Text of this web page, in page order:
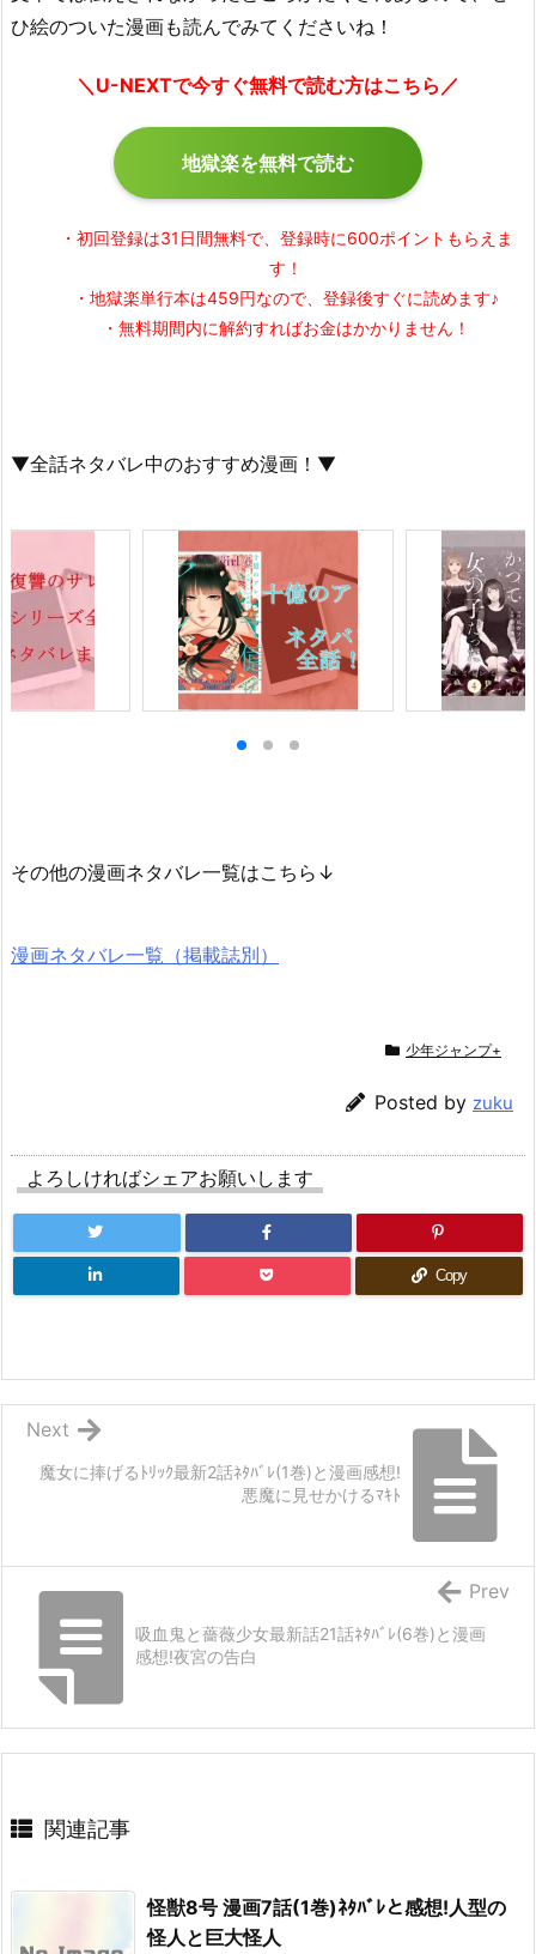
ひ絵のついた漫画も読んでみてくださいね！
＼U-NEXTで今すぐ無料で読む方はこちら／
地獄楽を無料で読む
・初回登録は31日間無料で、登録時に600ポイントもらえま
す！
・地獄楽単行本は459円なので、登録後すぐに読めます♪
・無料期間内に解約すればお金はかかりません！
▼全話ネタバレ中のおすすめ漫画！▼
その他の漫画ネタバレ一覧はこちら↓
漫画ネタバレ一覧（掲載誌別）
少年ジャンプ+
Posted by zuku
よろしければシェアお願いします
Copy
魔女に捧げるﾄﾘｯｸ最新2話ﾈﾀﾊﾞﾚ(1巻)と漫画感想!
悪魔に見せかけるﾏｷﾄ
Next
吸血鬼と薔薇少女最新話21話ﾈﾀﾊﾞﾚ(6巻)と漫画
感想!夜宮の告白
Prev
関連記事
怪獣8号 漫画7話(1巻)ﾈﾀﾊﾞﾚと感想!人型の
怪人と巨大怪人